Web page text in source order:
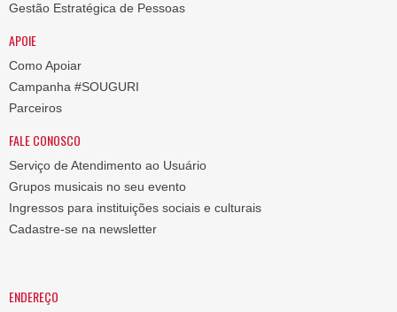
Gestão Estratégica de Pessoas
APOIE
Como Apoiar
Campanha #SOUGURI
Parceiros
FALE CONOSCO
Serviço de Atendimento ao Usuário
Grupos musicais no seu evento
Ingressos para instituições sociais e culturais
Cadastre-se na newsletter
ENDEREÇO